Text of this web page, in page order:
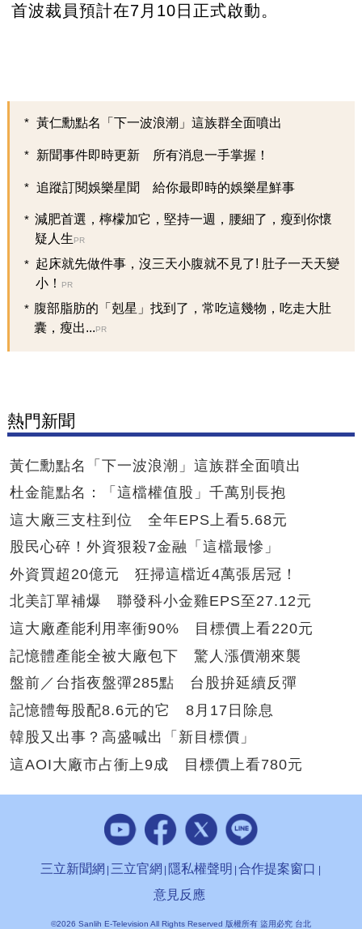
首波裁員預計在7月10日正式啟動。
黃仁勳點名「下一波浪潮」這族群全面噴出
新聞事件即時更新 所有消息一手掌握！
追蹤訂閱娛樂星聞 給你最即時的娛樂星鮮事
減肥首選，檸檬加它，堅持一週，腰細了，瘦到你懷
疑人生PR
起床就先做件事，沒三天小腹就不見了! 肚子一天天變
小！
PR
腹部脂肪的「剋星」找到了，常吃這幾物，吃走大肚
囊，瘦出...PR
熱門新聞
黃仁勳點名「下一波浪潮」這族群全面噴出
杜金龍點名：「這檔權值股」千萬別長抱
這大廠三支柱到位 全年EPS上看5.68元
股民心碎！外資狠殺7金融「這檔最慘」
外資買超20億元 狂掃這檔近4萬張居冠！
北美訂單補爆 聯發科小金雞EPS至27.12元
這大廠產能利用率衝90% 目標價上看220元
記憶體產能全被大廠包下 驚人漲價潮來襲
盤前／台指夜盤彈285點 台股拚延續反彈
記憶體每股配8.6元的它 8月17日除息
韓股又出事？高盛喊出「新目標價」
這AOI大廠市占衝上9成 目標價上看780元
三立新聞網 三立官網 隱私權聲明 合作提案窗口
意見反應
©2026 Sanlih E-Television All Rights Reserved 版權所有 盜用必究 台北